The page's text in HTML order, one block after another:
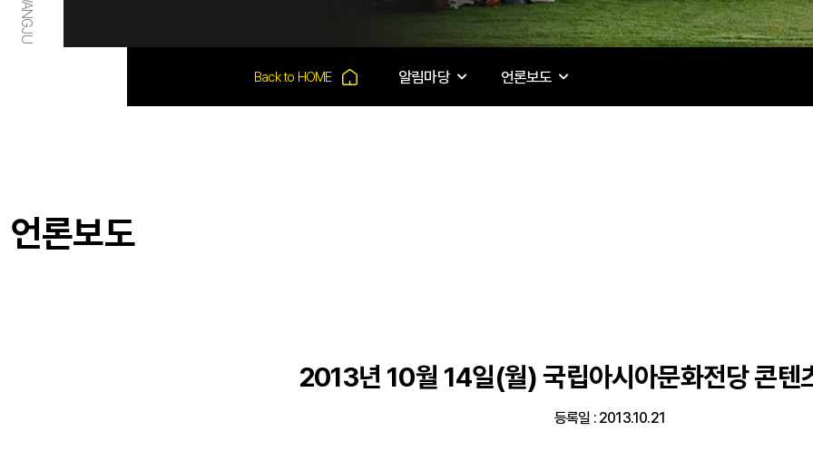
알림마당 언론보도
언론보도
2013년 10월 14일(월) 국립아시아문화전당 콘텐
등록일 : 2013.10.21